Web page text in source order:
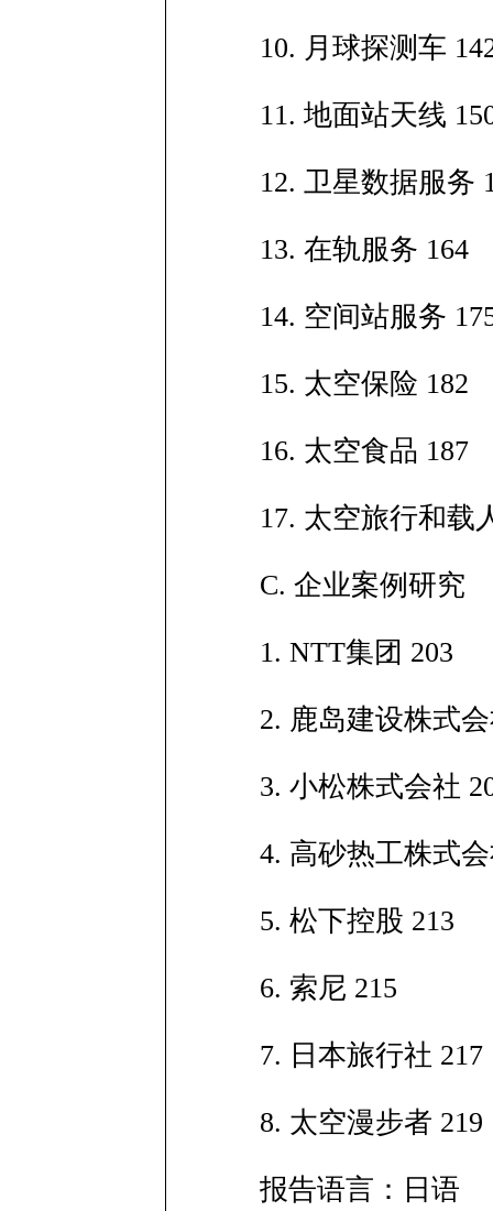
10. 月球探测车
11. 地面站天线
12. 卫星数据服务
13. 在轨服务 164
14. 空间站服务
15. 太空保险 182
16. 太空食品 187
17. 太空旅行和载
C. 企业案例研究
1. NTT集团 203
2. 鹿岛建设株式
3. 小松株式会社
4. 高砂热工株式
5. 松下控股 213
6. 索尼 215
7. 日本旅行社 217
8. 太空漫步者 219
报告语言：日语